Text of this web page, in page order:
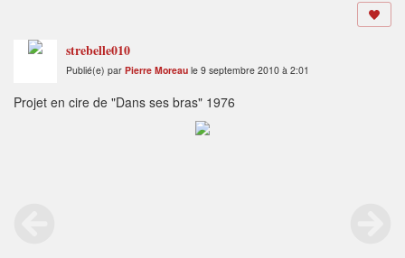
strebelle010
Publié(e) par Pierre Moreau le 9 septembre 2010 à 2:01
Projet en cire de "Dans ses bras" 1976